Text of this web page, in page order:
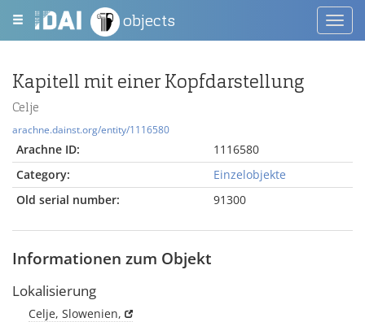
objects
Kapitell mit einer Kopfdarstellung
Celje
arachne.dainst.org/entity/1116580
Arachne ID:
1116580
Category:
Einzelobjekte
Old serial number:
91300
Informationen zum Objekt
Lokalisierung
Celje, Slowenien,